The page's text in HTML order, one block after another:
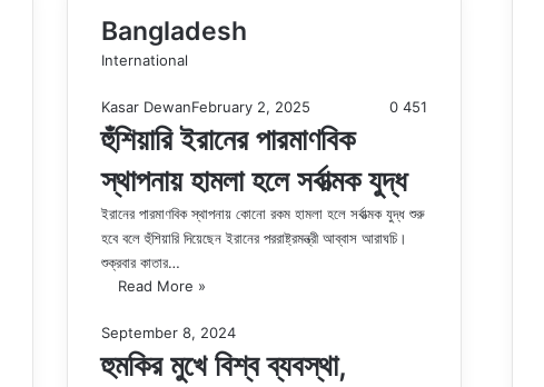
Bangladesh
International
Kasar DewanFebruary 2, 2025 0 451
হুঁশিয়ারি ইরানের পারমাণবিক
স্থাপনায় হামলা হলে সর্বাত্মক যুদ্ধ
ইরানের পারমাণবিক স্থাপনায় কোনো রকম হামলা হলে সর্বাত্মক যুদ্ধ শুরু
হবে বলে হুঁশিয়ারি দিয়েছেন ইরানের পররাষ্ট্রমন্ত্রী আব্বাস আরাঘচি।
শুক্রবার কাতার…
Read More »
September 8, 2024
হুমকির মুখে বিশ্ব ব্যবস্থা,